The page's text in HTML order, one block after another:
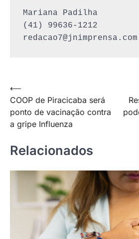
Mariana Padilha
redacao7@jnimprensa.com
Navegação
de
Post
⟵
COOP de Piracicaba será
ponto de vacinação contra
a gripe Influenza
Relacionados